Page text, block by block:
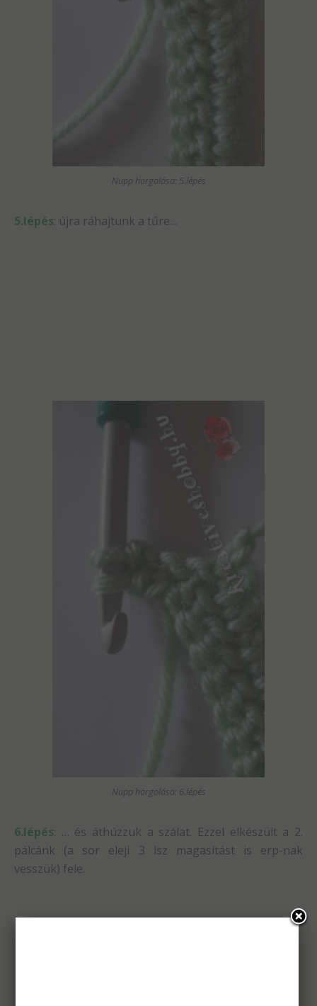
Nupp horgolása: 5.lépés
5.lépés: újra ráhajtunk a tűre…
Nupp horgolása: 6.lépés
6.lépés: … és áthúzzuk a szálat. Ezzel elkészült a 2.
pálcánk (a sor eleji 3 lsz magasítást is erp-nak
vesszük) fele.